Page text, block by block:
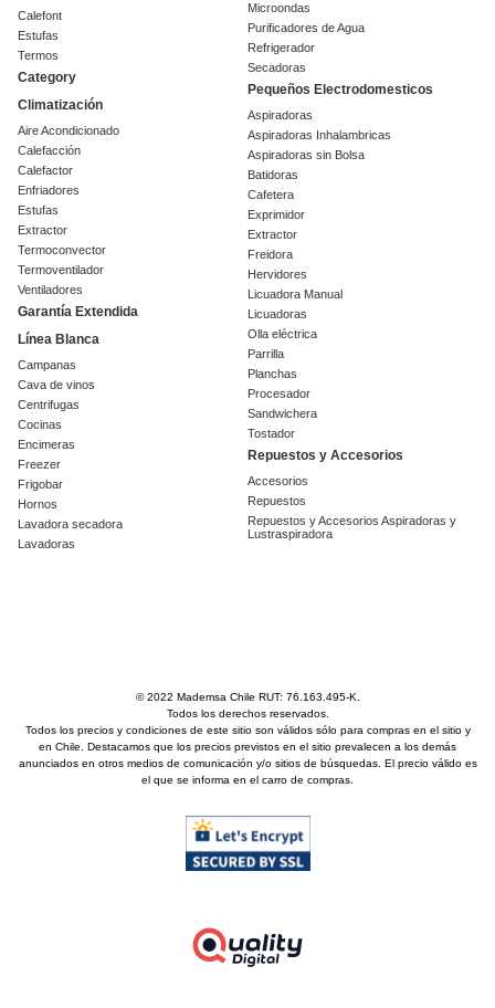
Calefont
Estufas
Termos
Category
Climatización
Aire Acondicionado
Calefacción
Calefactor
Enfriadores
Estufas
Extractor
Termoconvector
Termoventilador
Ventiladores
Garantía Extendida
Línea Blanca
Campanas
Cava de vinos
Centrifugas
Cocinas
Encimeras
Freezer
Frigobar
Hornos
Lavadora secadora
Lavadoras
Microondas
Purificadores de Agua
Refrigerador
Secadoras
Pequeños Electrodomesticos
Aspiradoras
Aspiradoras Inhalambricas
Aspiradoras sin Bolsa
Batidoras
Cafetera
Exprimidor
Extractor
Freidora
Hervidores
Licuadora Manual
Licuadoras
Olla eléctrica
Parrilla
Planchas
Procesador
Sandwichera
Tostador
Repuestos y Accesorios
Accesorios
Repuestos
Repuestos y Accesorios Aspiradoras y
Lustraspiradora
© 2022 Mademsa Chile RUT: 76.163.495-K.
Todos los derechos reservados.
Todos los precios y condiciones de este sitio son válidos sólo para compras en el sitio y
en Chile. Destacamos que los precios previstos en el sitio prevalecen a los demás
anunciados en otros medios de comunicación y/o sitios de búsquedas. El precio válido es
el que se informa en el carro de compras.